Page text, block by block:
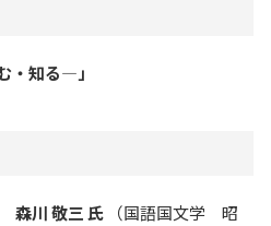
・知る―」
森川 敬三 氏 （国語国文学 昭